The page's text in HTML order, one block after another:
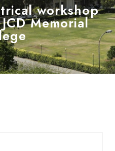
workshop
Memorial